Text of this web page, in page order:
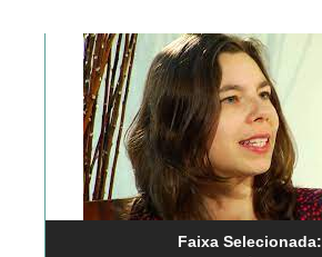
Faixa Selecionada: